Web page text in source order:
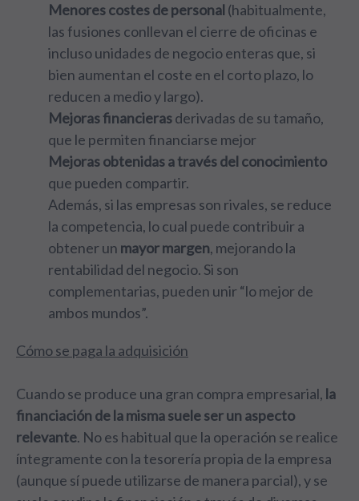
Menores costes de personal (habitualmente,
las fusiones conllevan el cierre de oficinas e
incluso unidades de negocio enteras que, si
bien aumentan el coste en el corto plazo, lo
reducen a medio y largo).
Mejoras financierasderivadas de su tamaño,
que le permiten financiarse mejor
Mejoras obtenidas a través del conocimiento
que pueden compartir.
Además, si las empresas son rivales, se reduce
la competencia, lo cual puede contribuir a
obtener un mayor margen, mejorando la
rentabilidad del negocio. Si son
complementarias, pueden unir “lo mejor de
ambos mundos”.
Cómo se paga la adquisición
Cuando se produce una gran compra empresarial, la
financiación de la misma suele ser un aspecto
relevante. No es habitual que la operación se realice
íntegramente con la tesorería propia de la empresa
(aunque sí puede utilizarse de manera parcial), y se